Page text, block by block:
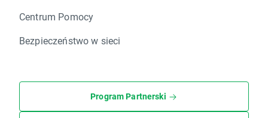
Centrum Pomocy
Bezpieczeństwo w sieci
Program Partnerski